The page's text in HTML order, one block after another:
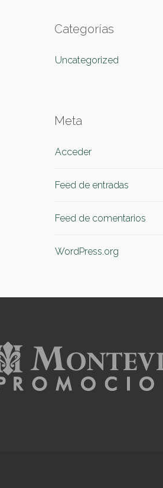
Categorías
Uncategorized
Meta
Acceder
Feed de entradas
Feed de comentarios
WordPress.org